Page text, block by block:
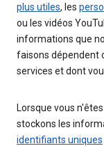
plus utiles, les
ou les vidéos
informations que
faisons dépendent
services et dont
Lorsque vous
stockons les
identifiants uniques